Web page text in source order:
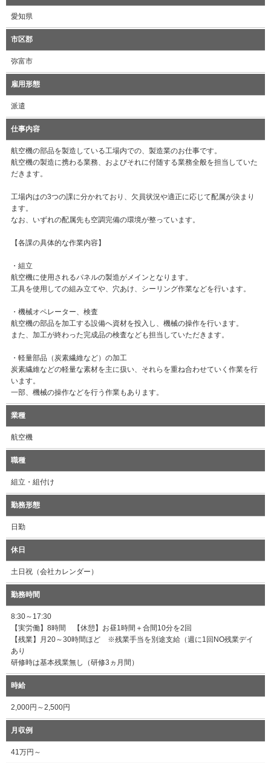
愛知県
市区郡
弥富市
雇用形態
派遣
仕事内容
航空機の部品を製造している工場内での、製造業のお仕事です。
航空機の製造に携わる業務、およびそれに付随する業務全般を担当していた
だきます。
工場内はの3つの課に分かれており、欠員状況や適正に応じて配属が決まり
ます。
なお、いずれの配属先も空調完備の環境が整っています。
【各課の具体的な作業内容】
・組立
航空機に使用されるパネルの製造がメインとなります。
工具を使用しての組み立てや、穴あけ、シーリング作業などを行います。
・機械オペレーター、検査
航空機の部品を加工する設備へ資材を投入し、機械の操作を行います。
また、加工が終わった完成品の検査なども担当していただきます。
・軽量部品（炭素繊維など）の加工
炭素繊維などの軽量な素材を主に扱い、それらを重ね合わせていく作業を行
います。
一部、機械の操作などを行う作業もあります。
業種
航空機
職種
組立・組付け
勤務形態
日勤
休日
土日祝（会社カレンダー）
勤務時間
8:30～17:30
【実労働】8時間 【休憩】お昼1時間＋合間10分を2回
【残業】月20～30時間ほど ※残業手当を別途支給（週に1回NO残業デイ
あり
研修時は基本残業無し（研修3ヵ月間）
時給
2,000円～2,500円
月収例
41万円～